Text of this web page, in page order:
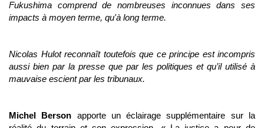
Fukushima comprend de nombreuses inconnues dans ses
impacts à moyen terme, qu'à long terme.
Nicolas Hulot reconnaît toutefois que ce principe est incompris
aussi bien par la presse que par les politiques et qu’il utilisé à
mauvaise escient par les tribunaux.
Michel Berson apporte un éclairage supplémentaire sur la